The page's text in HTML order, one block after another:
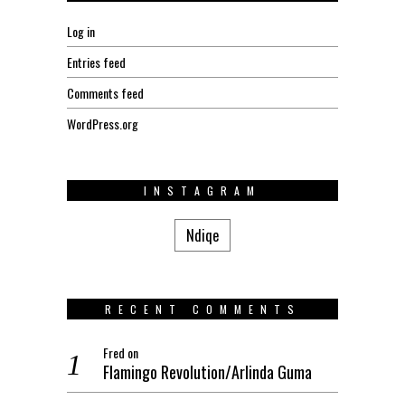
Log in
Entries feed
Comments feed
WordPress.org
INSTAGRAM
Ndiqe
RECENT COMMENTS
Fred on
Flamingo Revolution/Arlinda Guma